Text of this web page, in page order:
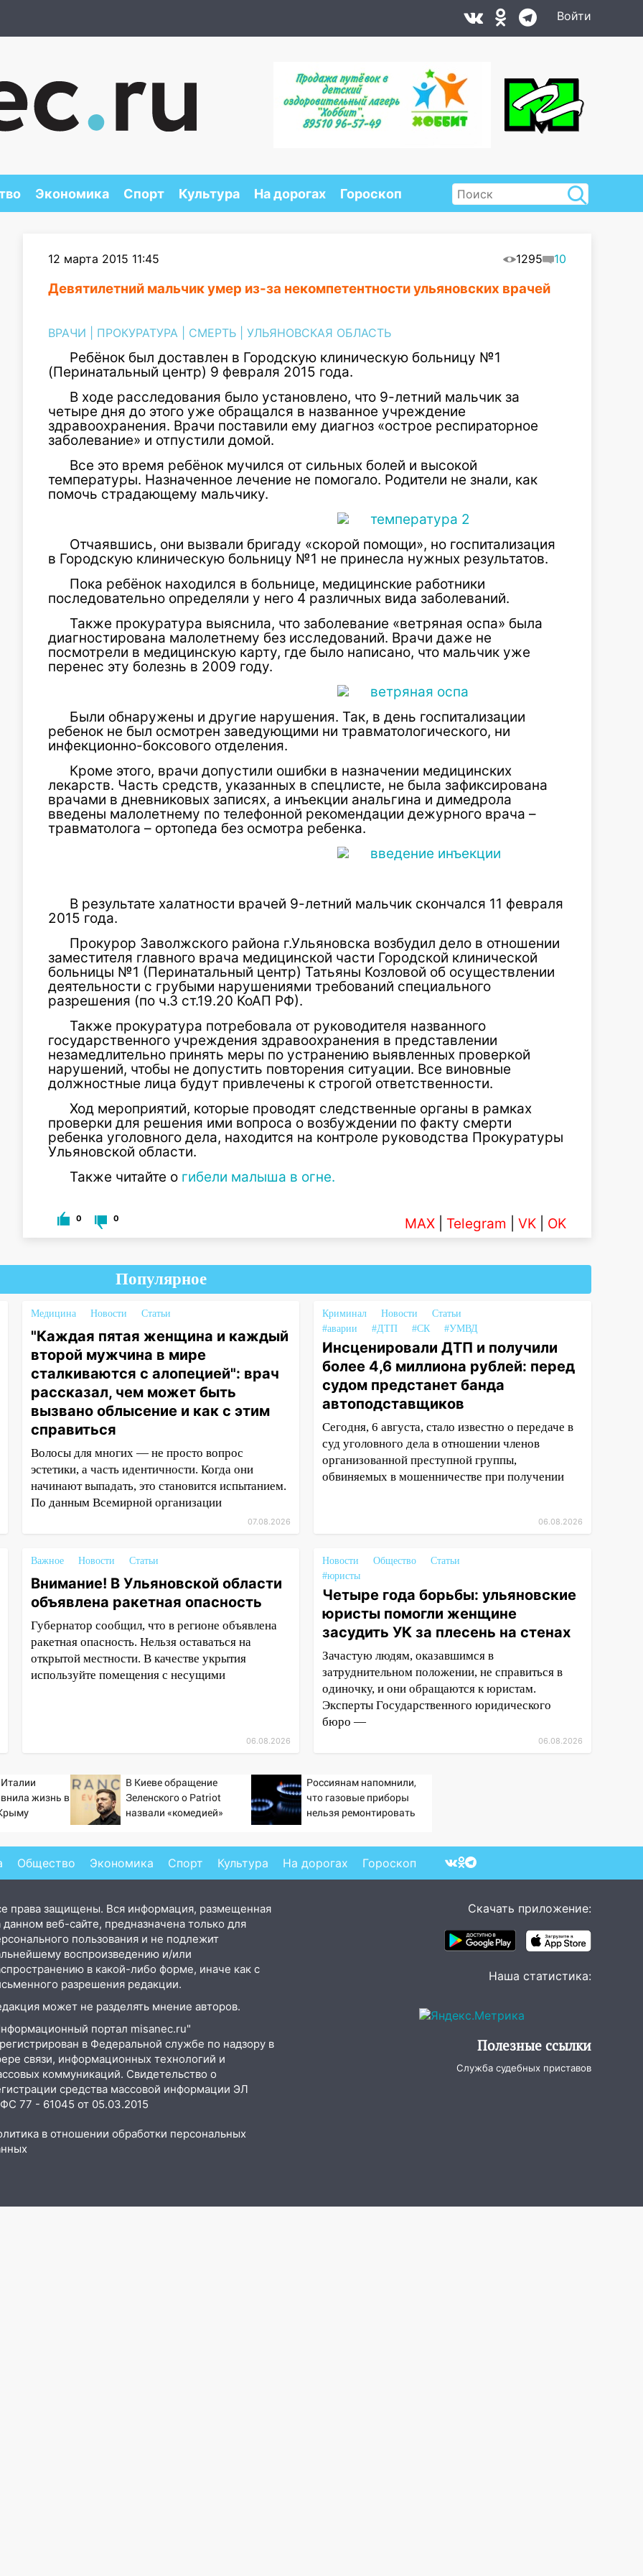
Войти
Экономика Спорт Культура На дорогах Гороскоп
12 марта 2015 11:45 1295 10
Девятилетний мальчик умер из-за некомпетентности ульяновских врачей
ВРАЧИ ПРОКУРАТУРА СМЕРТЬ УЛЬЯНОВСКАЯ ОБЛАСТЬ
Ребёнок был доставлен в Городскую клиническую больницу №1
(Перинатальный центр) 9 февраля 2015 года.
В ходе расследования было установлено, что 9-летний мальчик за
четыре дня до этого уже обращался в названное учреждение
здравоохранения. Врачи поставили ему диагноз «острое респираторное
заболевание» и отпустили домой.
Все это время ребёнок мучился от сильных болей и высокой
температуры. Назначенное лечение не помогало. Родители не знали, как
помочь страдающему мальчику.
Отчаявшись, они вызвали бригаду «скорой помощи», но госпитализация
в Городскую клиническую больницу №1 не принесла нужных результатов.
Пока ребёнок находился в больнице, медицинские работники
последовательно определяли у него 4 различных вида заболеваний.
Также прокуратура выяснила, что заболевание «ветряная оспа» была
диагностирована малолетнему без исследований. Врачи даже не
посмотрели в медицинскую карту, где было написано, что мальчик уже
перенес эту болезнь в 2009 году.
Были обнаружены и другие нарушения. Так, в день госпитализации
ребенок не был осмотрен заведующими ни травматологического, ни
инфекционно-боксового отделения.
Кроме этого, врачи допустили ошибки в назначении медицинских
лекарств. Часть средств, указанных в спецлисте, не была зафиксирована
врачами в дневниковых записях, а инъекции анальгина и димедрола
введены малолетнему по телефонной рекомендации дежурного врача –
травматолога – ортопеда без осмотра ребенка.
В результате халатности врачей 9-летний мальчик скончался 11 февраля
2015 года.
Прокурор Заволжского района г.Ульяновска возбудил дело в отношении
заместителя главного врача медицинской части Городской клинической
больницы №1 (Перинатальный центр) Татьяны Козловой об осуществлении
деятельности с грубыми нарушениями требований специального
разрешения (по ч.3 ст.19.20 КоАП РФ).
Также прокуратура потребовала от руководителя названного
государственного учреждения здравоохранения в представлении
незамедлительно принять меры по устранению выявленных проверкой
нарушений, чтобы не допустить повторения ситуации. Все виновные
должностные лица будут привлечены к строгой ответственности.
Ход мероприятий, которые проводят следственные органы в рамках
проверки для решения ими вопроса о возбуждении по факту смерти
ребенка уголовного дела, находится на контроле руководства Прокуратуры
Ульяновской области.
Также читайте о гибели малыша в огне.
0 0 MAX Telegram VK OK
Популярное
Медицина Новости Статьи
"Каждая пятая женщина и каждый
второй мужчина в мире
сталкиваются с алопецией": врач
рассказал, чем может быть
вызвано облысение и как с этим
справиться
Волосы для многих — не просто вопрос
эстетики, а часть идентичности. Когда они
начинают выпадать, это становится испытанием.
По данным Всемирной организации
07.08.2026
Криминал Новости
Статьи
#аварии
#ДТП #СК #УМВД
Инсценировали ДТП и получили
более 4,6 миллиона рублей: перед
судом предстанет банда
автоподставщиков
Сегодня, 6 августа, стало известно о передаче в
суд уголовного дела в отношении членов
организованной преступной группы,
обвиняемых в мошенничестве при получении
06.08.2026
Важное Новости Статьи
Внимание! В Ульяновской области
объявлена ракетная опасность
Губернатор сообщил, что в регионе объявлена
ракетная опасность. Нельзя оставаться на
открытой местности. В качестве укрытия
используйте помещения с несущими
06.08.2026
Новости Общество
Статьи
#юристы
Четыре года борьбы: ульяновские
юристы помогли женщине
засудить УК за плесень на стенах
Зачастую людям, оказавшимся в
затруднительном положении, не справиться в
одиночку, и они обращаются к юристам.
Эксперты Государственного юридического
бюро —
06.08.2026
жизнь в
В Киеве обращение
Зеленского о Patriot
назвали «комедией»
Россиянам напомнили,
что газовые приборы
нельзя ремонтировать
Общество Экономика Спорт Культура На дорогах Гороскоп
права защищены. Вся информация, размещенная
данном веб-сайте, предназначена только для
пользования и не подлежит
воспроизведению и/или
в какой-либо форме, иначе как с
разрешения редакции.
может не разделять мнение авторов.
портал misanec.ru"
в Федеральной службе по надзору в
связи, информационных технологий и
коммуникаций. Свидетельство о
средства массовой информации ЭЛ
77 - 61045 от 05.03.2015
в отношении обработки персональных
Скачать приложение:
Наша статистика:
Полезные ссылки
Служба судебных приставов